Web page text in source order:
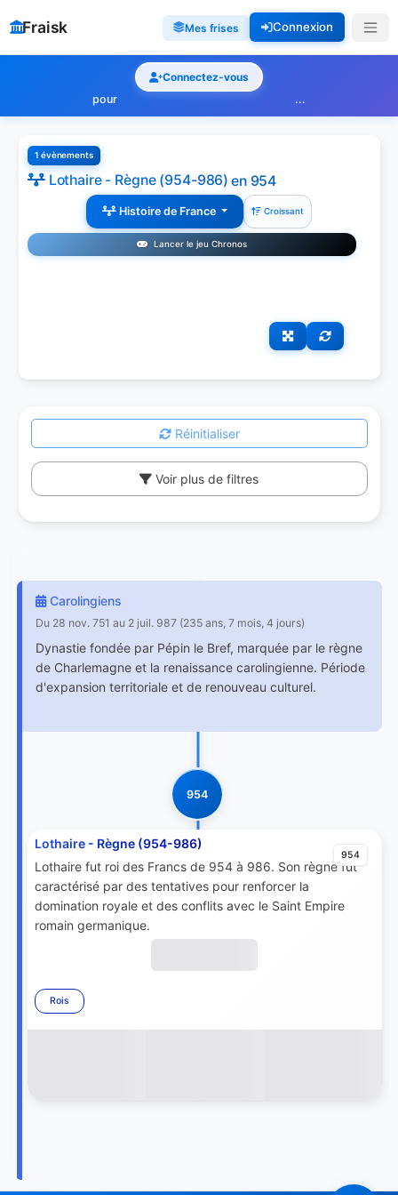
Fraisk Mes frises Connexion
Connectez-vous
pour
...
1 évènements
Lothaire - Règne (954-986) en 954
Histoire de France Croissant
Lancer le jeu Chronos
Réinitialiser
Voir plus de filtres
Carolingiens
Du 28 nov. 751 au 2 juil. 987 (235 ans, 7 mois, 4 jours)
Dynastie fondée par Pépin le Bref, marquée par le règne
de Charlemagne et la renaissance carolingienne. Période
d'expansion territoriale et de renouveau culturel.
954
954
Lothaire - Règne (954-986)
Lothaire fut roi des Francs de 954 à 986. Son règne fut
caractérisé par des tentatives pour renforcer la
domination royale et des conflits avec le Saint Empire
romain germanique.
Rois